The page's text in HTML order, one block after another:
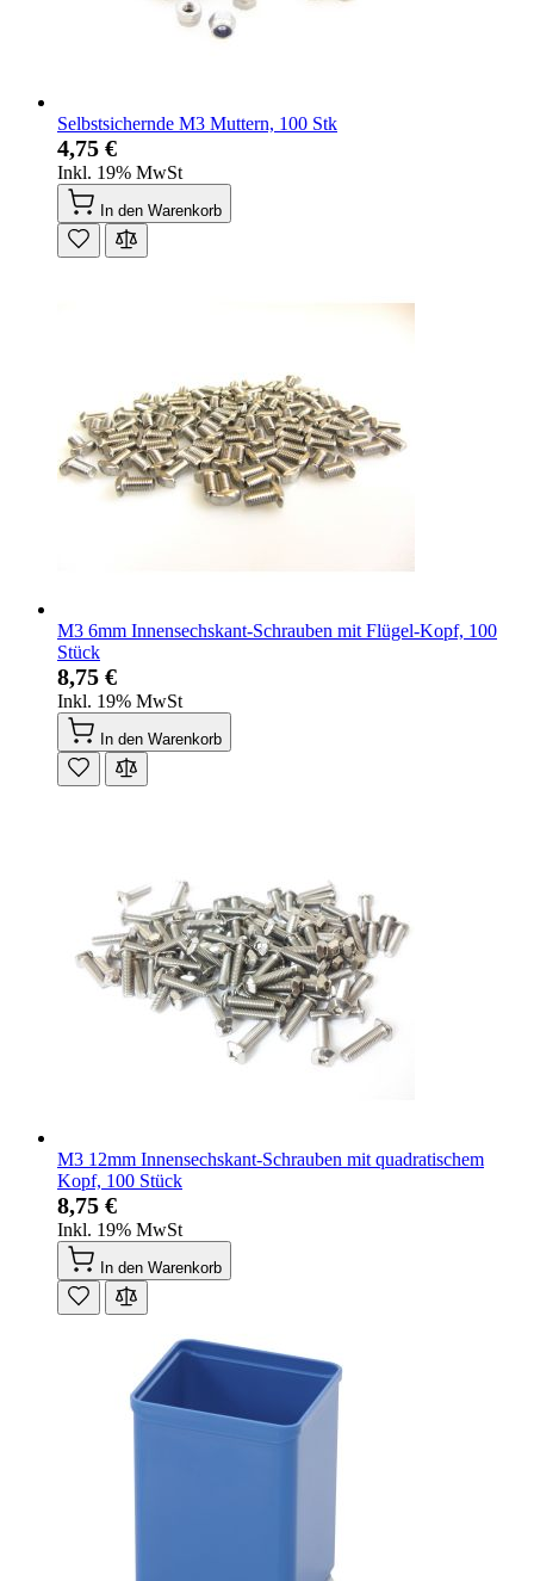
Selbstsichernde M3 Muttern, 100 Stk
4,75 €
Inkl. 19% MwSt
In den Warenkorb
M3 6mm Innensechskant-Schrauben mit Flügel-Kopf, 100
Stück
8,75 €
Inkl. 19% MwSt
In den Warenkorb
M3 12mm Innensechskant-Schrauben mit quadratischem
Kopf, 100 Stück
8,75 €
Inkl. 19% MwSt
In den Warenkorb